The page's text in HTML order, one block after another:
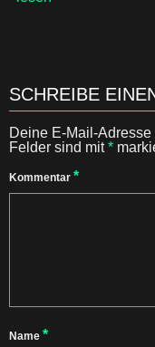
SCHREIBE
Deine E-Mail-
Felder sind mit*
Kommentar *
Name *